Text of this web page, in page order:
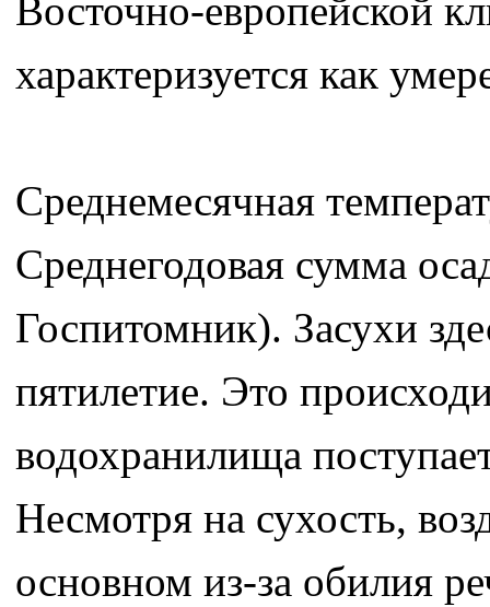
Восточно-европейской
характеризуется как
Среднемесячная
Среднегодовая сумма
Госпитомник). Засухи
пятилетие. Это
водохранилища
Несмотря на сухость,
основном из-за обилия